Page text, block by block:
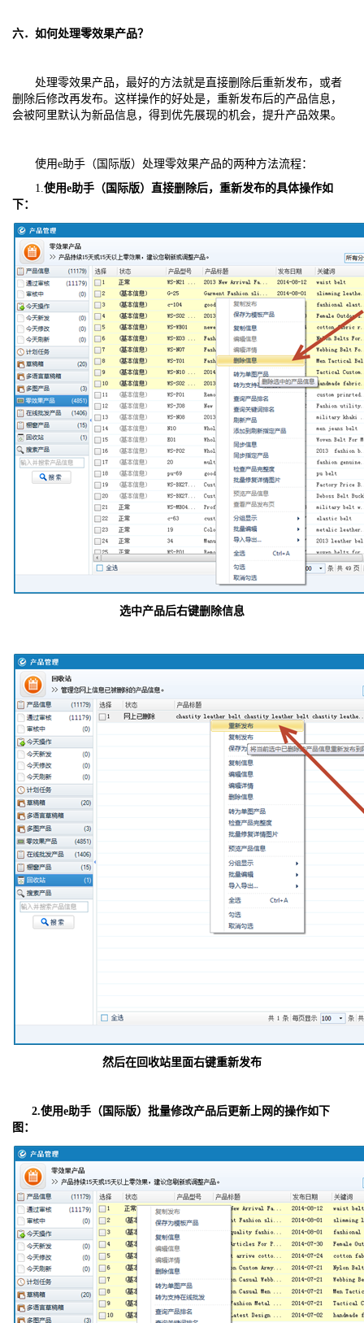
六．如何处理零效果产品？
处理零效果产品，最好的方法就是直接删除后重新发布，或者
删除后修改再发布。这样操作的好处是，重新发布后的产品信息，
会被阿里默认为新品信息，得到优先展现的机会，提升产品效果。
使用e助手（国际版）处理零效果产品的两种方法流程：
1.使用e助手（国际版）直接删除后，重新发布的具体操作如
下：
选中产品后右键删除信息
然后在回收站里面右键重新发布
2.使用e助手（国际版）批量修改产品后更新上网的操作如下
图：